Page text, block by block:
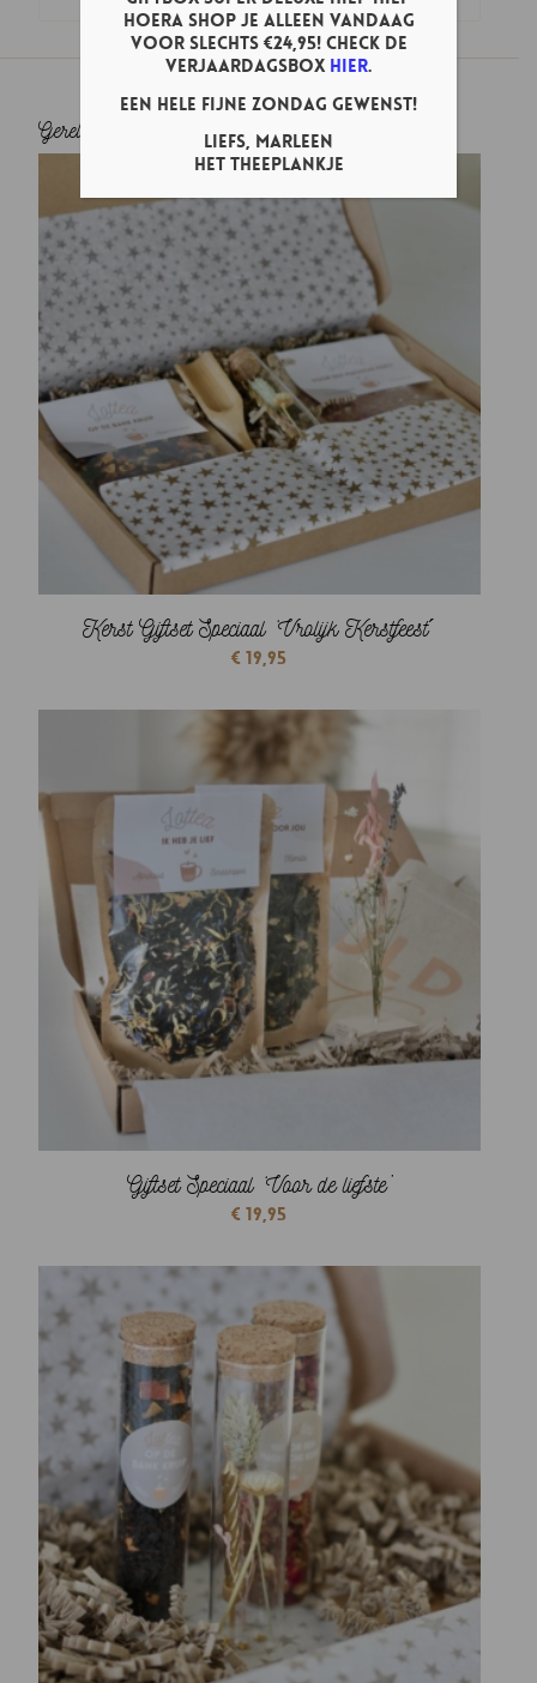
Gerelateerde producten
Kerst Giftset Speciaal ‘Vrolijk Kerstfeest´
€ 19,95
Giftset Speciaal ‘Voor de liefste’
€ 19,95
Hoera shop je ALLEEN vandaag
voor slechts €24,95! Check de
verjaardagsbox hier.
Een hele fijne zondag gewenst!
Liefs, Marleen
Het Theeplankje